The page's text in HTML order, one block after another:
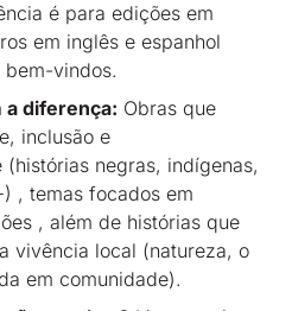
é para edições em
em inglês e espanhol
bem-vindos.
a diferença: Obras que
inclusão e
negras, indígenas,
, temas focados em
, além de histórias que
vivência local (natureza, o
em comunidade).